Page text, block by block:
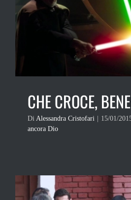
CHE CROCE,
Di Alessandra Cristofari 15/01/
ancora Dio